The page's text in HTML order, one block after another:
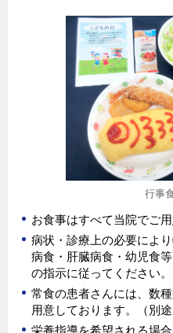
行事
お食事はすべて当院でご用
病状・診療上の必要によ
病食・肝臓病食・幼児食
の指示に従ってください。
常食の患者さんには、数
用意しております。（別途
栄養指導を希望される場